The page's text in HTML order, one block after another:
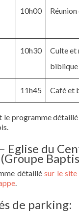
10h00
10h30
Culte et
biblique
11h45 Café et
le programme
Eglise du
détaillé sur le site
.
de parking: